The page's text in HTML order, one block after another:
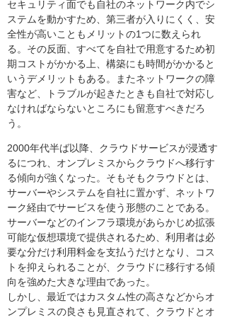
セキュリティ面でも自社のネットワーク内でシ
ステムを動かすため、第三者が入りにくく、安
全性が高いこともメリットの1つに数えられ
る。その反面、すべてを自社で用意するため初
期コストがかかる上、構築にも時間がかかると
いうデメリットもある。またネットワークの障
害など、トラブルが起きたときも自社で対応し
なければならないところにも留意すべきだろ
う。
2000年代半ば以降、クラウドサービスが浸透す
るにつれ、オンプレミスからクラウドへ移行す
る傾向が強くなった。そもそもクラウドとは、
サーバーやシステムを自社に置かず、ネットワ
ーク経由でサービスを使う形態のことである。
サーバーなどのインフラ環境があらかじめ拡張
可能な仮想環境で提供されるため、利用者は必
要な分だけ利用料金を支払うだけとなり、コス
トを抑えられることが、クラウドに移行する傾
向を強めた大きな理由であった。
しかし、最近ではカスタム性の高さなどからオ
ンプレミスの良さも見直されて、クラウドとオ